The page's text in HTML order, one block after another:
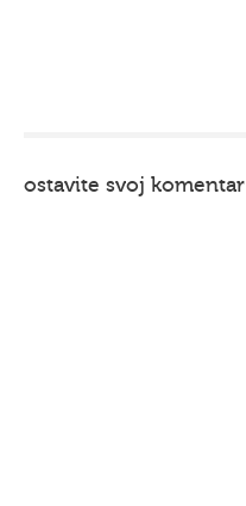
ostavite svoj komentar